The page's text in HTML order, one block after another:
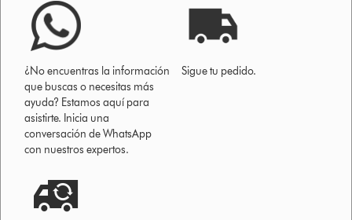
¿No encuentras la información
que buscas o necesitas más
ayuda? Estamos aquí para
asistirte. Inicia una
conversación de WhatsApp
con nuestros expertos.
Sigue tu pedido.